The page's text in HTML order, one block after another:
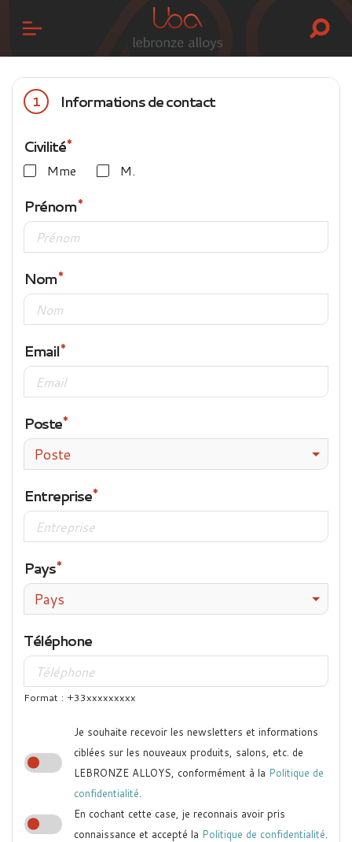
1 Informations de contact
Civilité
Mme M.
Prénom
Nom
Email
Poste
Poste
Entreprise
Pays
Pays
Téléphone
Format : +33xxxxxxxxx
Je souhaite recevoir les newsletters et informations
ciblées sur les nouveaux produits, salons, etc. de
LEBRONZE ALLOYS, conformément à la Politique de
confidentialité.
En cochant cette case, je reconnais avoir pris
connaissance et accepté la Politique de confidentialité.